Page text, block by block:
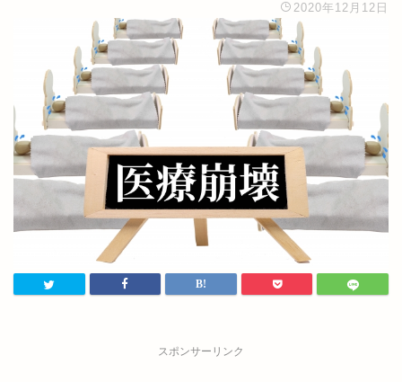
2020年12月12日
スポンサーリンク